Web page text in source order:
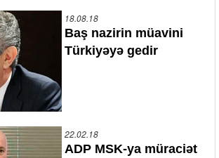
18.08.18
Baş nazirin müavini
Türkiyəyə gedir
22.02.18
ADP MSK-ya müraciət